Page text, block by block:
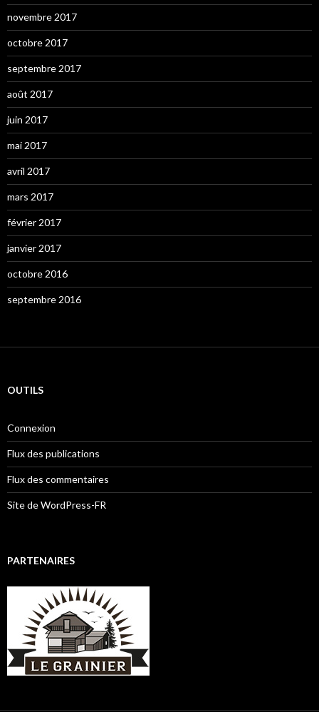
novembre 2017
octobre 2017
septembre 2017
août 2017
juin 2017
mai 2017
avril 2017
mars 2017
février 2017
janvier 2017
octobre 2016
septembre 2016
OUTILS
Connexion
Flux des publications
Flux des commentaires
Site de WordPress-FR
PARTENAIRES